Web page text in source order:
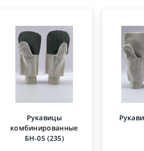
Рукавицы
комбинированные
БН-05 (235)